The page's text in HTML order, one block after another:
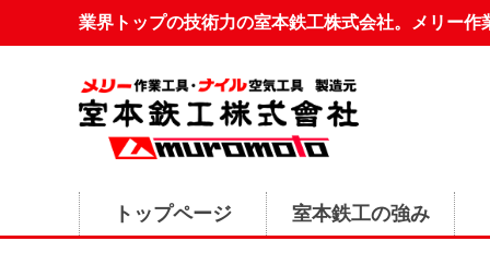
業界トップの技術力の室本鉄工株式会社。メリー
トップページ 室本鉄工の強み